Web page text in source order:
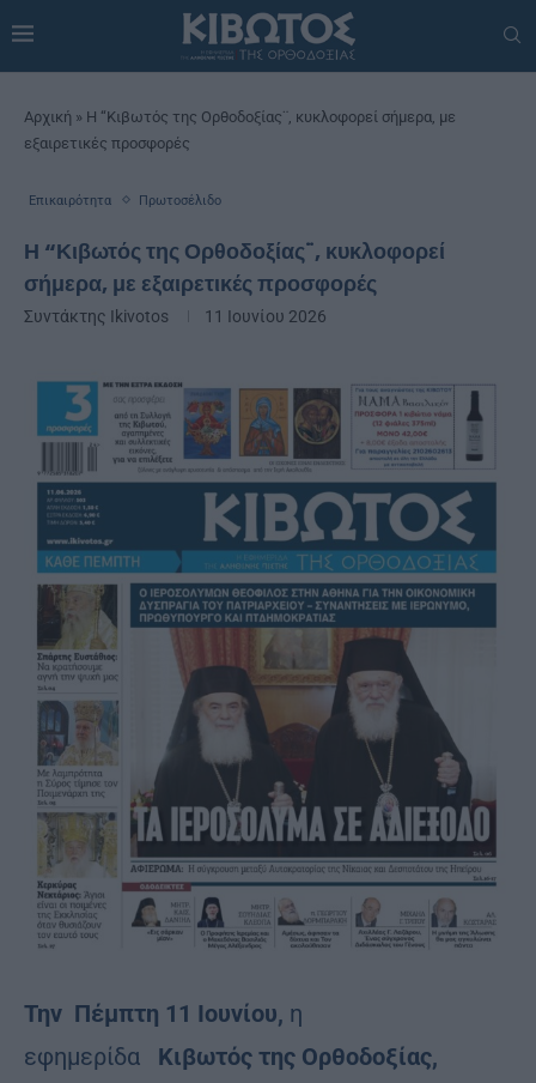
Αρχική » Η “Κιβωτός της Ορθοδοξίας¨, κυκλοφορεί σήμερα, με
εξαιρετικές προσφορές
Επικαιρότητα Πρωτοσέλιδο
Η “Κιβωτός της Ορθοδοξίας¨, κυκλοφορεί
σήμερα, με εξαιρετικές προσφορές
Συντάκτης Ikivotos 11 Ιουνίου 2026
Την Πέμπτη 11 Ιουνίου, η
εφημερίδα Κιβωτός της Ορθοδοξίας,